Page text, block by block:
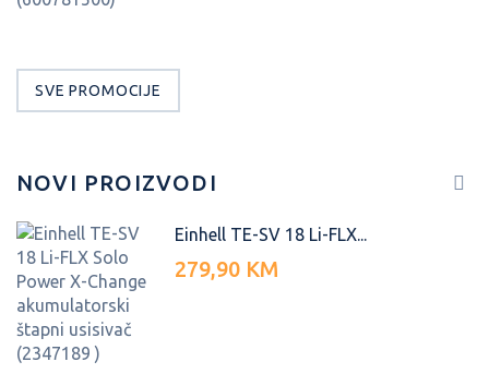
SVE PROMOCIJE
NOVI PROIZVODI
Einhell TE-SV 18 Li-FLX...
279,90 KM